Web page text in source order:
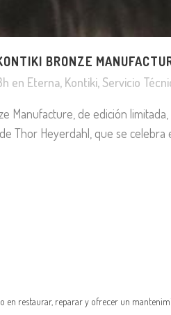
BRONZE
en Eterna, Kontiki, Servicio
Manufacture, de edición
Thor Heyerdahl, que se
en restaurar, reparar y ofrecer un